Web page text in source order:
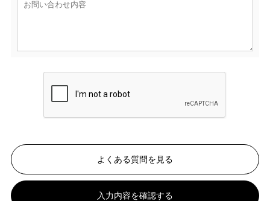
よくある質問を見る
入力内容を確認する